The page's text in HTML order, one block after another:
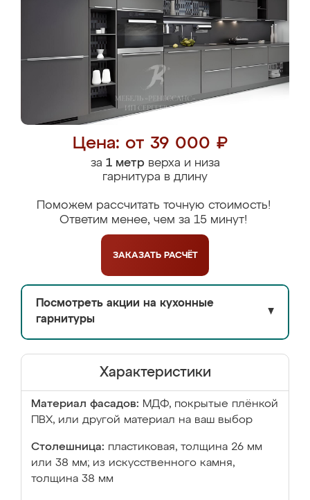
Цена: от 39 000 ₽
за 1 метрверха и низа
гарнитура в длину
Поможем рассчитать точную стоимость!
Ответим менее, чем за 15 минут!
ЗАКАЗАТЬ РАСЧЁТ
Посмотреть акции на кухонные
гарнитуры
▼
Характеристики
Материал фасадов: МДФ, покрытые плёнкой
ПВХ, или другой материал на ваш выбор
Столешница: пластиковая, толщина 26 мм
или 38 мм; из искусственного камня,
толщина 38 мм